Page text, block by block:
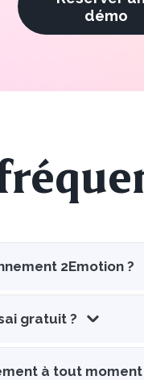
démo
2Emotion ?
gratuit ?
à tout moment